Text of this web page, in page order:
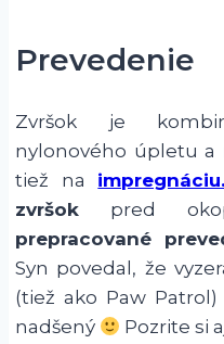
Prevedenie
Zvršok je
nylonového úpletu a
tiež na impregnáciu.
zvršok pred
prepracované
Syn povedal, že
(tiež ako Paw
nadšený
Pozrite si